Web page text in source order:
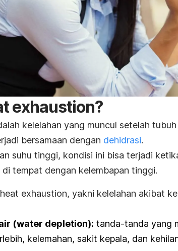
exhaustion?
kelelahan yang muncul setelah
bersamaan dengan dehidrasi.
suhu tinggi, kondisi ini bisa terjadi
tempat dengan kelembapan tinggi.
heat exhaustion, yakni kelelahan akibat
(water depletion): tanda-tanda yang
kelemahan, sakit kepala, dan